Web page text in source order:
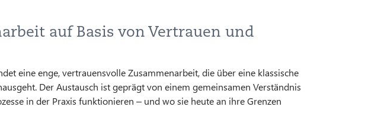
auf Basis von Vertrauen und
eine enge, vertrauensvolle Zusammenarbeit, die über eine klassische
Der Austausch ist geprägt von einem gemeinsamen Verständnis
in der Praxis funktionieren – und wo sie heute an ihre Grenzen